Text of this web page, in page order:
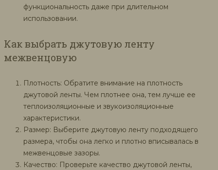
функциональность даже при длительном
использовании.
Как выбрать джутовую ленту
межвенцовую
Плотность: Обратите внимание на плотность
джутовой ленты. Чем плотнее она, тем лучше ее
теплоизоляционные и звукоизоляционные
характеристики.
Размер: Выберите джутовую ленту подходящего
размера, чтобы она легко и плотно вписывалась в
межвенцовые зазоры.
Качество: Проверьте качество джутовой ленты,